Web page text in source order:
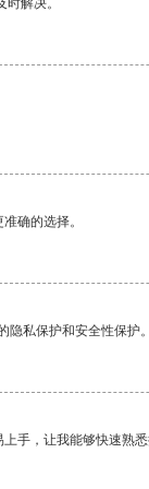
解决。
确的选择。
私保护和安全性保护。
手，让我能够快速熟悉